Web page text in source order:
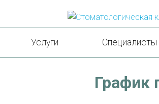
Услуги Специалисты
График